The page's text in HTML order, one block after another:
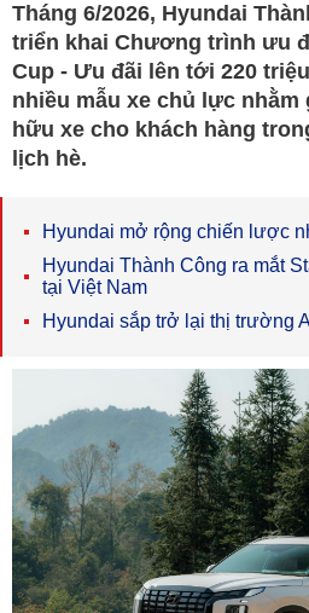
Tháng 6/2026, Hyundai
triển khai Chương trình ưu
Cup - Ưu đãi lên tới 220
nhiều mẫu xe chủ lực
hữu xe cho khách hàng
lịch hè.
Hyundai mở rộng chiến lược
Hyundai Thành Công ra mắt
tại Việt Nam
Hyundai sắp trở lại thị trường